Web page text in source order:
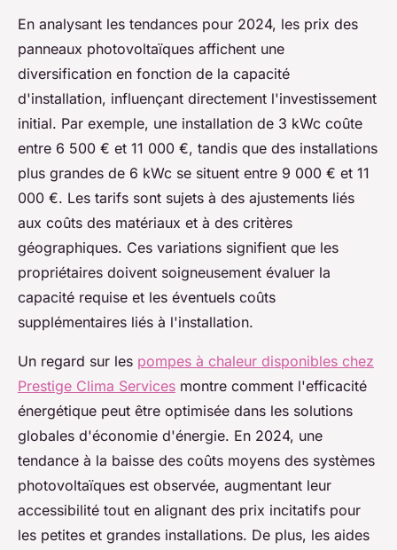
En analysant les tendances pour 2024, les prix des
panneaux photovoltaïques affichent une
diversification en fonction de la capacité
d'installation, influençant directement l'investissement
initial. Par exemple, une installation de 3 kWc coûte
entre 6 500 € et 11 000 €, tandis que des installations
plus grandes de 6 kWc se situent entre 9 000 € et 11
000 €. Les tarifs sont sujets à des ajustements liés
aux coûts des matériaux et à des critères
géographiques. Ces variations signifient que les
propriétaires doivent soigneusement évaluer la
capacité requise et les éventuels coûts
supplémentaires liés à l'installation.
Un regard sur les pompes à chaleur disponibles chez
Prestige Clima Services montre comment l'efficacité
énergétique peut être optimisée dans les solutions
globales d'économie d'énergie. En 2024, une
tendance à la baisse des coûts moyens des systèmes
photovoltaïques est observée, augmentant leur
accessibilité tout en alignant des prix incitatifs pour
les petites et grandes installations. De plus, les aides